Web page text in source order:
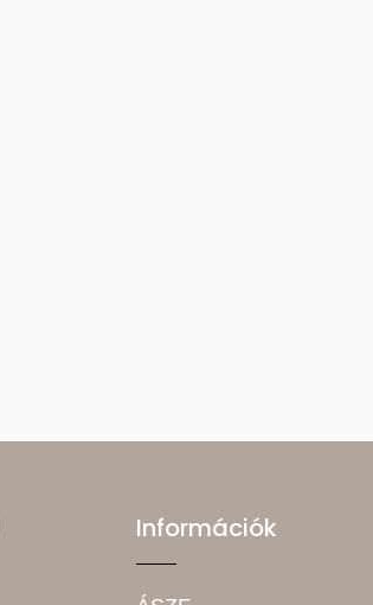
Információk